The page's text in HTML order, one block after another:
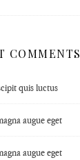
COMMENTS
quis luctus
augue eget
augue eget